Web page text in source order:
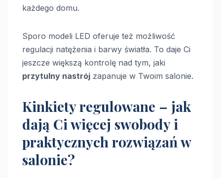
każdego domu.
Sporo modeli LED oferuje też możliwość
regulacji natężenia i barwy światła. To daje Ci
jeszcze większą kontrolę nad tym, jaki
przytulny nastrój zapanuje w Twoim salonie.
Kinkiety regulowane – jak
dają Ci więcej swobody i
praktycznych rozwiązań w
salonie?